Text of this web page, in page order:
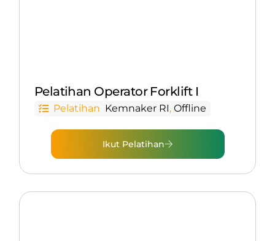
Pelatihan Operator Forklift I
Pelatihan Kemnaker RI, Offline
Ikut Pelatihan